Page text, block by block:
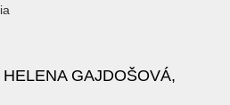
GAJDOŠOVÁ,